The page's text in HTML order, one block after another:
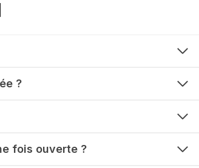
?
fois ouverte ?